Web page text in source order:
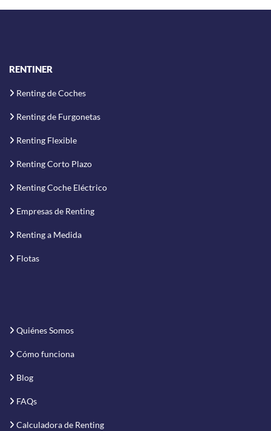
RENTINER
Renting de Coches
Renting de Furgonetas
Renting Flexible
Renting Corto Plazo
Renting Coche Eléctrico
Empresas de Renting
Renting a Medida
Flotas
Quiénes Somos
Cómo funciona
Blog
FAQs
Calculadora de Renting